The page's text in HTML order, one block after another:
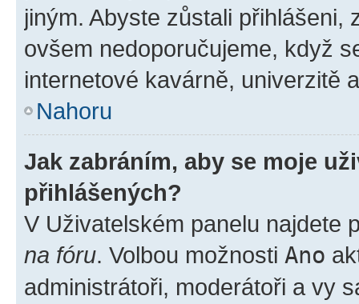
jiným. Abyste zůstali přihlášeni,
ovšem nedoporučujeme, když
internetové kavárně, univerzitě
Nahoru
Jak zabráním, aby se moje
přihlášených?
V Uživatelském panelu najdete
na fóru. Volbou možnosti Ano
administrátoři, moderátoři a vy